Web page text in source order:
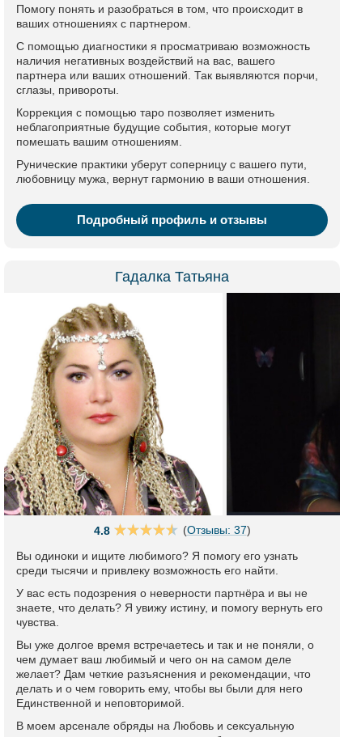
Помогу понять и разобраться в том, что происходит в
ваших отношениях с партнером.
С помощью диагностики я просматриваю возможность
наличия негативных воздействий на вас, вашего
партнера или ваших отношений. Так выявляются порчи,
сглазы, привороты.
Коррекция с помощью таро позволяет изменить
неблагоприятные будущие события, которые могут
помешать вашим отношениям.
Рунические практики уберут соперницу с вашего пути,
любовницу мужа, вернут гармонию в ваши отношения.
Подробный профиль и отзывы
Гадалка Татьяна
4.8 (Отзывы: 37)
Вы одиноки и ищите любимого? Я помогу его узнать
среди тысячи и привлеку возможность его найти.
У вас есть подозрения о неверности партнёра и вы не
знаете, что делать? Я увижу истину, и помогу вернуть его
чувства.
Вы уже долгое время встречаетесь и так и не поняли, о
чем думает ваш любимый и чего он на самом деле
желает? Дам четкие разъяснения и рекомендации, что
делать и о чем говорить ему, чтобы вы были для него
Единственной и неповторимой.
В моем арсенале обряды на Любовь и сексуальную